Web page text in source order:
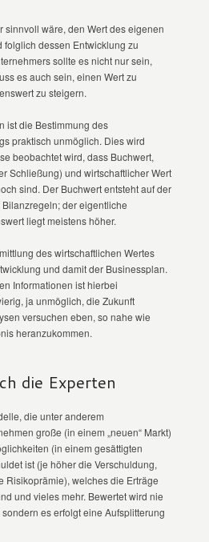
wäre, den Wert des eigenen
dessen Entwicklung zu
sollte es nicht nur sein,
es auch sein, einen Wert zu
zu steigern.
ist die Bestimmung des
praktisch unmöglich. Dies wird
beobachtet wird, dass Buchwert,
Schließung) und wirtschaftlicher Wert
sind. Der Buchwert entsteht auf der
der eigentliche
liegt meistens höher.
des wirtschaftlichen Wertes
und damit der Businessplan.
Informationen ist hierbei
ja unmöglich, die Zukunft
versuchen eben, so nahe wie
heranzukommen.
die Experten
die unter anderem
große (in einem „neuen“ Markt)
(in einem gesättigten
ist (je höher die Verschuldung,
Risikoprämie), welches die Erträge
und vieles mehr. Bewertet wird nie
es erfolgt eine Aufsplitterung